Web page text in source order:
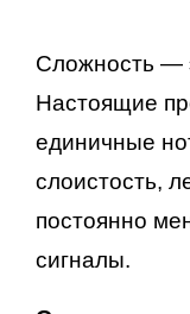
Сложность —
Настоящие
единичные
слоистость,
постоянно
сигналы.